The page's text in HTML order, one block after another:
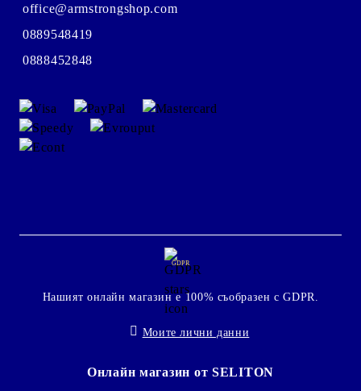
office@armstrongshop.com
0889548419
0888452848
GDPR
Нашият онлайн магазин е 100% съобразен с GDPR.
Моите лични данни
Онлайн магазин от SELITON